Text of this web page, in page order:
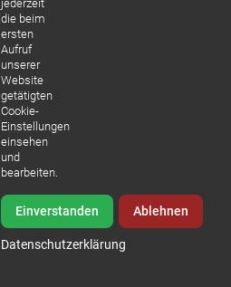
jederzeit
die beim
ersten
Aufruf
unserer
Website
getätigten
Cookie-
Einstellungen
einsehen
und
bearbeiten.
Einverstanden Ablehnen
Datenschutzerklärung